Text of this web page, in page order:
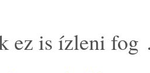
krém -
ez is ízleni